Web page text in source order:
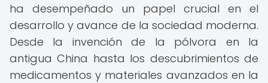
ha desempeñado un papel crucial en el
desarrollo y avance de la sociedad moderna.
Desde la invención de la pólvora en la
antigua China hasta los descubrimientos de
medicamentos y materiales avanzados en la